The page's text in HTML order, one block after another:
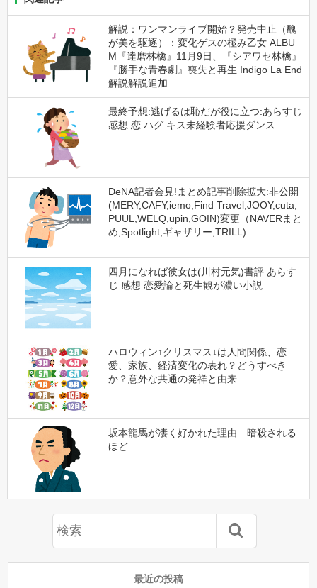
解説：ワンマンライブ開始？発売中止（醜
が美を駆逐）：変化ゲスの極み乙女 ALBU
M『達磨林檎』11月9日、『シアワセ林檎』
『勝手な青春劇』喪失と再生 Indigo La End
解説解説追加
最終予想:逃げるは恥だが役に立つ:あらすじ
感想 恋 ハグ キス未経験者応援ダンス
DeNA記者会見!まとめ記事削除拡大:非公開
(MERY,CAFY,iemo,Find Travel,JOOY,cuta,
PUUL,WELQ,upin,GOIN)変更（NAVERまと
め,Spotlight,ギャザリー,TRILL)
四月になれば彼女は(川村元気)書評 あらす
じ 感想 恋愛論と死生観が濃い小説
ハロウィン↑クリスマス↓は人間関係、恋
愛、家族、経済変化の表れ？どうすべき
か？意外な共通の発祥と由来
坂本龍馬が凄く好かれた理由 暗殺される
ほど
最近の投稿